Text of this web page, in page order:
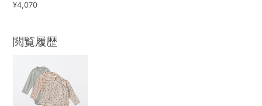
¥4,070
閲覧履歴